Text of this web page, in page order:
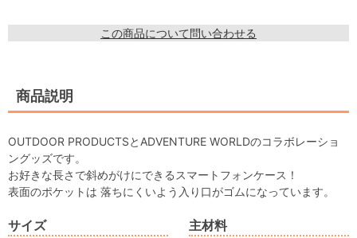
この商品について問い合わせる
商品説明
OUTDOOR PRODUCTSとADVENTURE WORLDのコラボレーショ
ングッズです。
お好きな長さで斜めがけにできるスマートフォンケース！
表面のポケットは 落ちにくいよう入り口がゴムになっています。
サイズ 主材料